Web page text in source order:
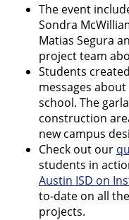
The event
Sondra
Matias Segura
project team
Students
messages
school. The
construction
new campus
Check out our
students in
Austin ISD on
to-date on all
projects.